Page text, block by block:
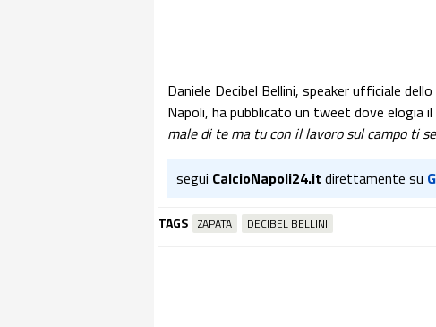
Daniele Decibel Bellini, speaker ufficiale
Napoli, ha pubblicato un tweet dove elogia
male di te ma tu con il lavoro sul campo ti
segui CalcioNapoli24.it direttamente su
TAGS ZAPATA DECIBEL BELLINI